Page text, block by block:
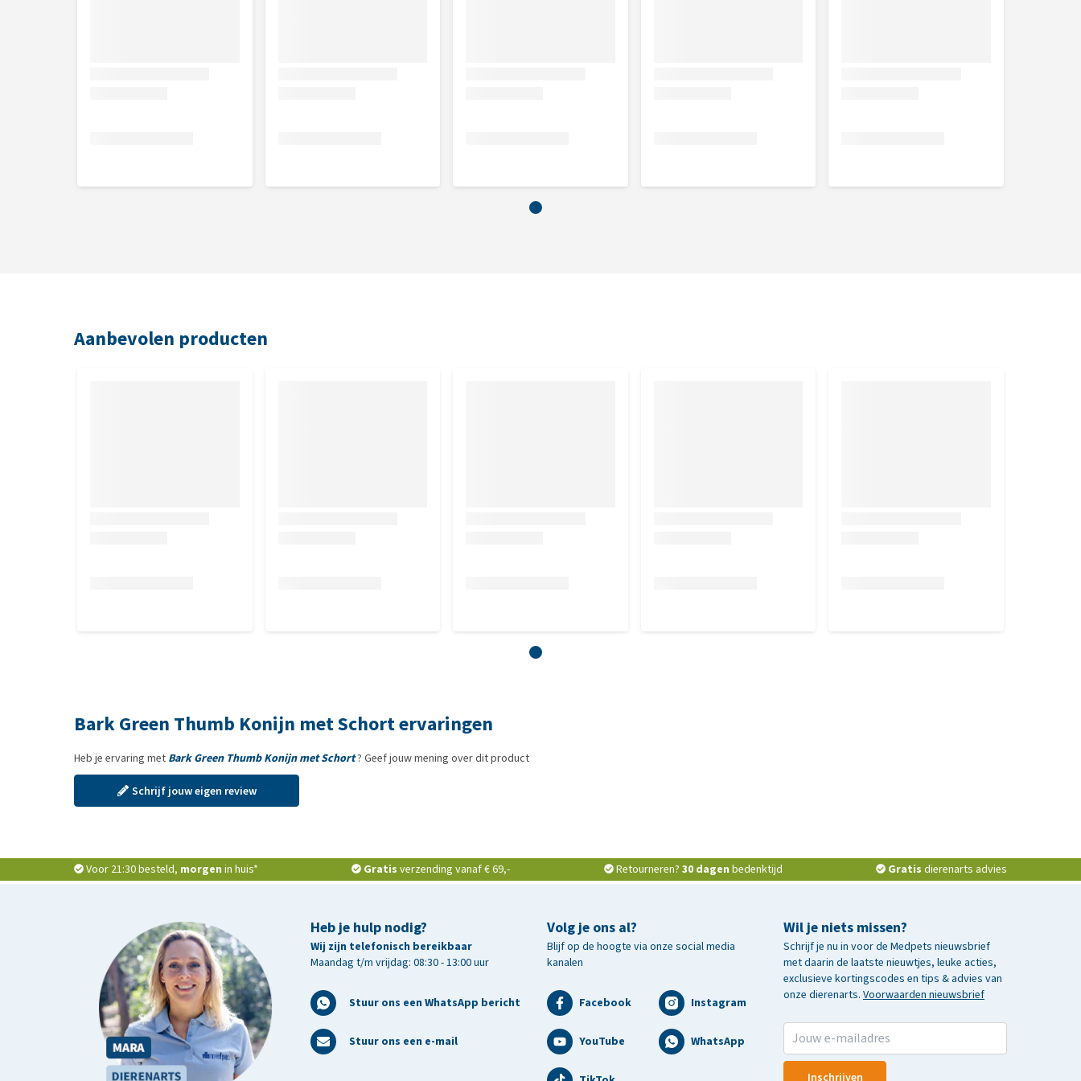
Aanbevolen producten
Bark Green Thumb Konijn met Schort ervaringen
Heb je ervaring met Bark Green Thumb Konijn met Schort? Geef jouw mening over dit product
Schrijf jouw eigen review
Voor 21:30 besteld, morgen in huis* Gratis verzending vanaf € 69,- Retourneren? 30 dagen bedenktijd Gratis dierenarts advies
Heb je hulp nodig?
Wij zijn telefonisch bereikbaar
Maandag t/m vrijdag: 08:30 - 13:00 uur
Stuur ons een WhatsApp bericht
Stuur ons een e-mail
Wil je niets missen?
Schrijf je nu in voor de Medpets nieuwsbrief
met daarin de laatste nieuwtjes, leuke acties,
exclusieve kortingscodes en tips & advies van
onze dierenarts. Voorwaarden nieuwsbrief
Inschrijven
Volg je ons al?
Blijf op de hoogte via onze social media
kanalen
Facebook Instagram
YouTube WhatsApp